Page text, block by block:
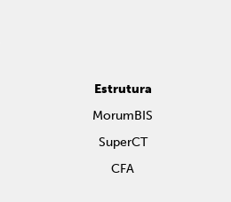
Estrutura
MorumBIS
SuperCT
CFA